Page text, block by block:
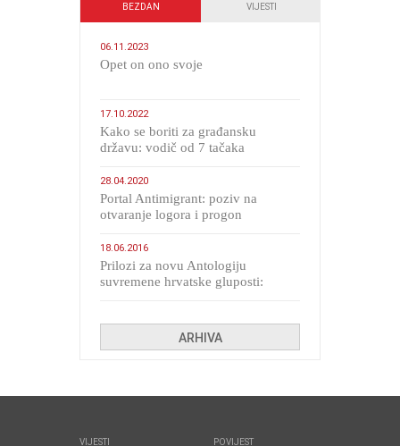
BEZDAN VIJESTI
06.11.2023
​Opet on ono svoje
17.10.2022
Kako se boriti za građansku
državu: vodič od 7 tačaka
28.04.2020
Portal Antimigrant: poziv na
otvaranje logora i progon
18.06.2016
Prilozi za novu Antologiju
suvremene hrvatske gluposti:
ARHIVA
VIJESTI POVIJEST